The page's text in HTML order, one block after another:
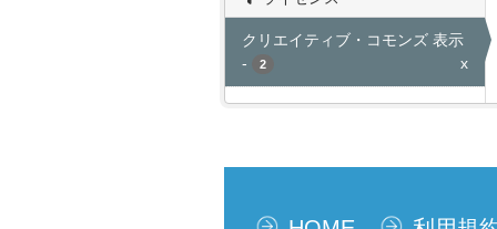
クリエイティブ・コモンズ 表示
-
2 x